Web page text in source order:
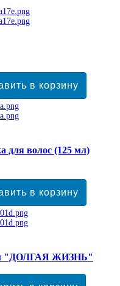
для волос (125 мл)
"ДОЛГАЯ ЖИЗНЬ"